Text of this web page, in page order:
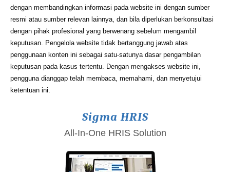
dengan membandingkan informasi pada website ini dengan sumber
resmi atau sumber relevan lainnya, dan bila diperlukan berkonsultasi
dengan pihak profesional yang berwenang sebelum mengambil
keputusan. Pengelola website tidak bertanggung jawab atas
penggunaan konten ini sebagai satu-satunya dasar pengambilan
keputusan pada kasus tertentu. Dengan mengakses website ini,
pengguna dianggap telah membaca, memahami, dan menyetujui
ketentuan ini.
Sigma HRIS
All-In-One HRIS Solution